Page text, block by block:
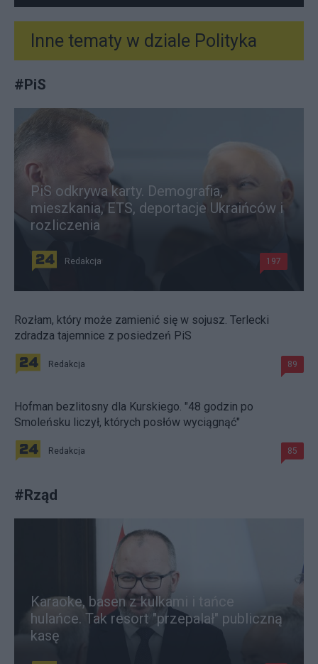
Inne tematy w dziale Polityka
#PiS
PiS odkrywa karty. Demografia,
mieszkania, ETS, deportacje Ukraińców i
rozliczenia
Redakcja 197
Rozłam, który może zamienić się w sojusz. Terlecki
zdradza tajemnice z posiedzeń PiS
Redakcja 89
Hofman bezlitosny dla Kurskiego. "48 godzin po
Smoleńsku liczył, których posłów wyciągnąć"
Redakcja 85
#Rząd
Karaoke, basen z kulkami i tańce
hulańce. Tak resort "przepalał" publiczną
kasę